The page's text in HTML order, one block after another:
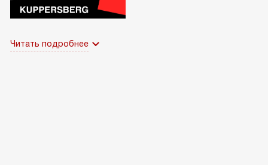
Читать подробнее